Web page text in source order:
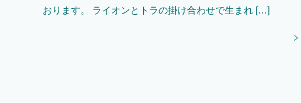
おります。 ライオンとトラの掛け合わせで生まれ […]